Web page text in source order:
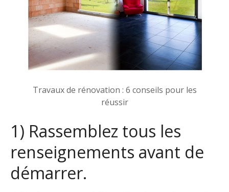
Travaux de rénovation : 6 conseils pour les
réussir
1) Rassemblez tous les
renseignements avant de
démarrer.